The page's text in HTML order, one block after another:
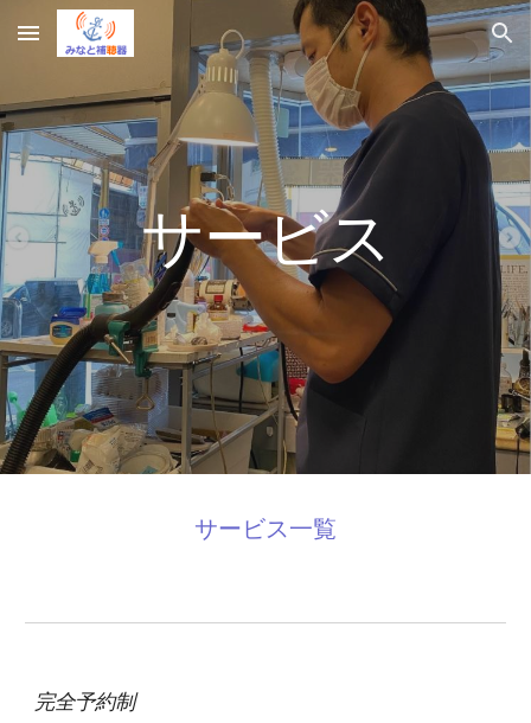
Skip to main content Skip to navigation
サービス
サービス一覧
完全予約制